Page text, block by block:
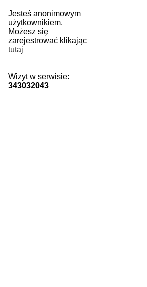
Jesteś anonimowym
użytkownikiem.
Możesz się
zarejestrować klikając
tutaj
Wizyt w serwisie:
343032043